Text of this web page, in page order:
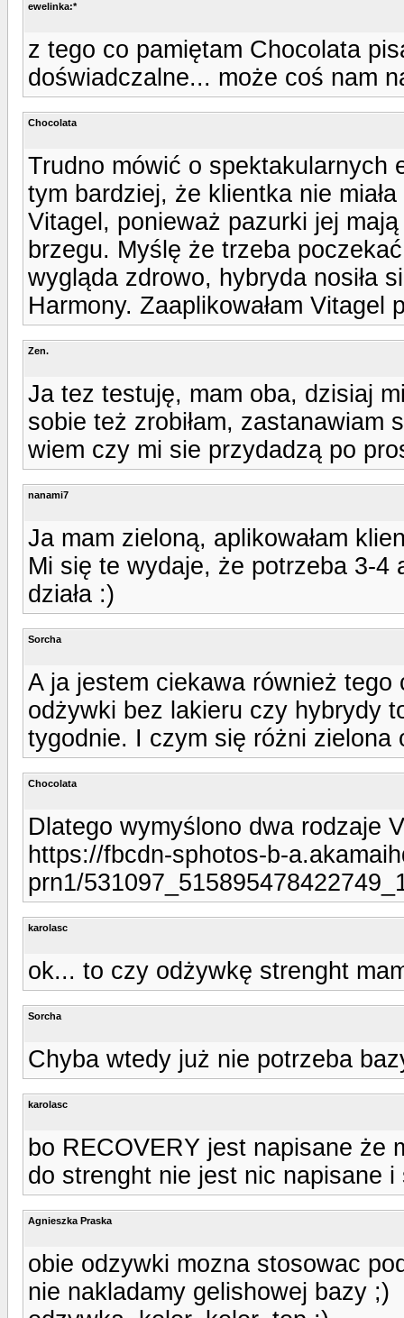
ewelinka:*
z tego co pamiętam Chocolata
doświadczalne... może coś nam
Chocolata
Trudno mówić o spektakularnych
tym bardziej, że klientka nie
Vitagel, ponieważ pazurki jej
brzegu. Myślę że trzeba
wygląda zdrowo, hybryda nosiła
Harmony. Zaaplikowałam Vitagel
Zen.
Ja tez testuję, mam oba, dzisiaj
sobie też zrobiłam, zastanawiam
wiem czy mi sie przydadzą po
nanami7
Ja mam zieloną, aplikowałam
Mi się te wydaje, że potrzeba 3-
działa :)
Sorcha
A ja jestem ciekawa również
odżywki bez lakieru czy hybrydy
tygodnie. I czym się różni zielona
Chocolata
Dlatego wymyślono dwa rodzaje
https://fbcdn-sphotos-b-
prn1/
karolasc
ok... to czy odżywkę strenght
Sorcha
Chyba wtedy już nie potrzeba
karolasc
bo RECOVERY jest napisane że
do strenght nie jest nic napisane
Agnieszka Praska
obie odzywki mozna stosowac
nie nakladamy gelishowej bazy ;)